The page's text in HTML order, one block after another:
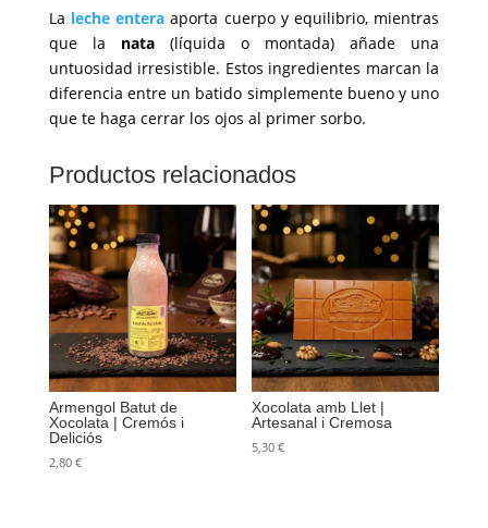
La leche entera aporta cuerpo y equilibrio, mientras
que la nata(líquida o montada) añade una
untuosidad irresistible. Estos ingredientes marcan la
diferencia entre un batido simplemente bueno y uno
que te haga cerrar los ojos al primer sorbo.
Productos relacionados
Armengol Batut de
Xocolata | Cremós i
Deliciós
2,80 €
Xocolata amb Llet |
Artesanal i Cremosa
5,30€